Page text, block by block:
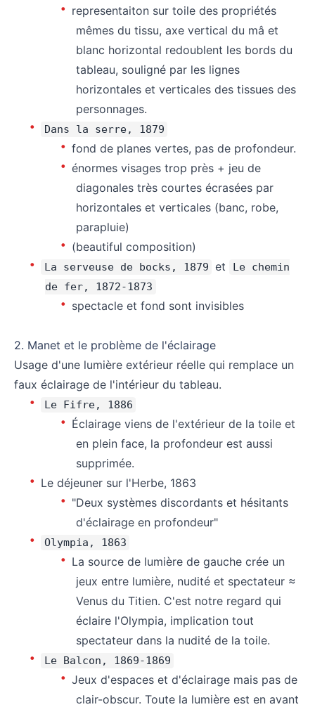
representaiton sur toile des propriétés
mêmes du tissu, axe vertical du mâ et
blanc horizontal redoublent les bords du
tableau, souligné par les lignes
horizontales et verticales des tissues des
personnages.
Dans la serre, 1879
fond de planes vertes, pas de profondeur.
énormes visages trop près + jeu de
diagonales très courtes écrasées par
horizontales et verticales (banc, robe,
parapluie)
(beautiful composition)
La serveuse de bocks, 1879 et
Le chemin
de fer, 1872-1873
spectacle et fond sont invisibles
2. Manet et le problème de l'éclairage
Usage d'une lumière extérieur réelle qui remplace un
faux éclairage de l'intérieur du tableau.
Le Fifre, 1886
Éclairage viens de l'extérieur de la toile et
en plein face, la profondeur est aussi
supprimée.
Le déjeuner sur l'Herbe, 1863
"Deux systèmes discordants et hésitants
d'éclairage en profondeur"
Olympia, 1863
La source de lumière de gauche crée un
jeux entre lumière, nudité et spectateur ≈
Venus du Titien. C'est notre regard qui
éclaire l'Olympia, implication tout
spectateur dans la nudité de la toile.
Le Balcon, 1869-1869
Jeux d'espaces et d'éclairage mais pas de
clair-obscur. Toute la lumière est en avant